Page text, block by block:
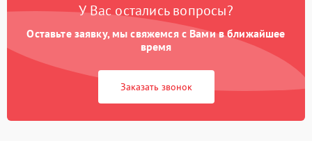
У Вас остались вопросы?
Оставьте заявку, мы свяжемся с Вами в ближайшее
время
Заказать звонок